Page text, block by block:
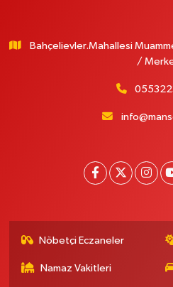
Bahçelievler.Mahallesi
/
Nöbetçi Eczaneler
Namaz Vakitleri